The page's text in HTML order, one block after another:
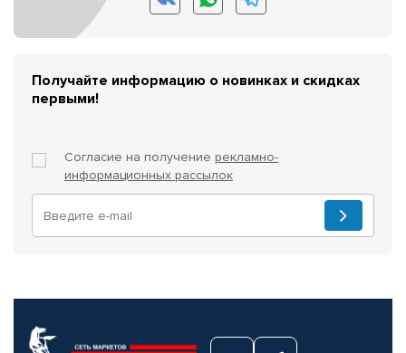
Получайте информацию о новинках и скидках
первыми!
Согласие на получение рекламно-
информационных рассылок